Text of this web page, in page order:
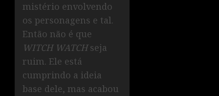
mistério envolvendo
os personagens e tal.
Então não é que
WITCH WATCHseja
ruim. Ele está
cumprindo a ideia
base dele, mas acabou